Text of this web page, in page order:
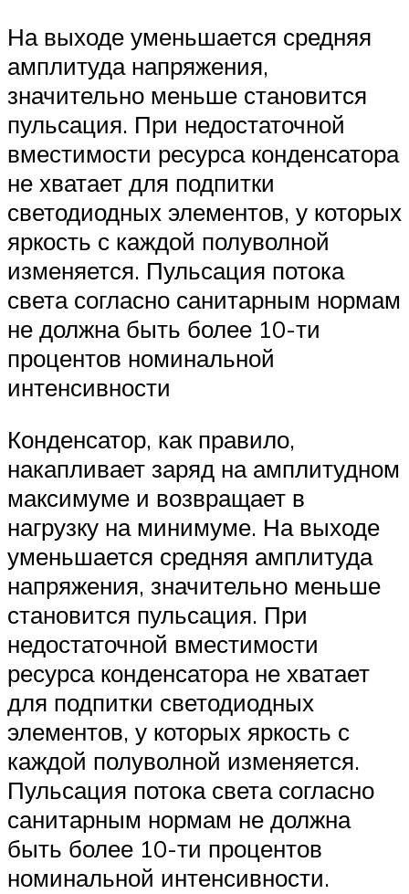
На выходе уменьшается средняя
амплитуда напряжения,
значительно меньше становится
пульсация. При недостаточной
вместимости ресурса конденсатора
не хватает для подпитки
светодиодных элементов, у которых
яркость с каждой полуволной
изменяется. Пульсация потока
света согласно санитарным нормам
не должна быть более 10-ти
процентов номинальной
интенсивности
Конденсатор, как правило,
накапливает заряд на амплитудном
максимуме и возвращает в
нагрузку на минимуме. На выходе
уменьшается средняя амплитуда
напряжения, значительно меньше
становится пульсация. При
недостаточной вместимости
ресурса конденсатора не хватает
для подпитки светодиодных
элементов, у которых яркость с
каждой полуволной изменяется.
Пульсация потока света согласно
санитарным нормам не должна
быть более 10-ти процентов
номинальной интенсивности.